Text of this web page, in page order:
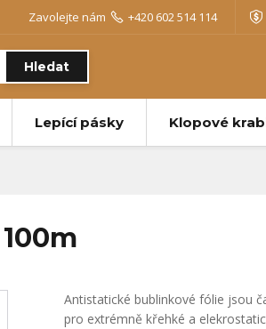
Hledat
Zavolejte nám +420 602 514 114
Lepící pásky Klopové
Antistatické bublinkové fólie jsou
pro extrémně křehké a